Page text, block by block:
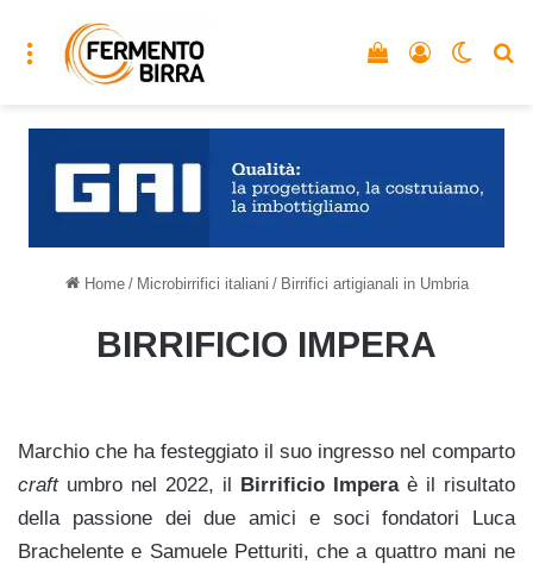
Menu Accedi
Vedi il carrello
Home / Microbirrifici italiani / Birrifici artigianali in Umbria
BIRRIFICIO IMPERA
Marchio che ha festeggiato il suo ingresso nel comparto
craftumbro nel 2022, il Birrificio Imperaè il risultato
della passione dei due amici e soci fondatori Luca
Brachelente e Samuele Petturiti, che a quattro mani ne